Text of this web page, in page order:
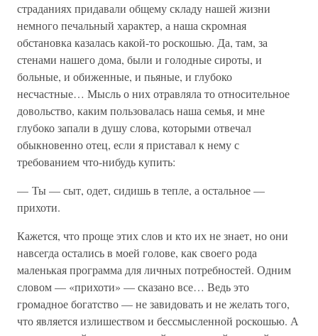
страданиях придавали общему складу нашей жизни
немного печальный характер, а наша скромная
обстановка казалась какой-то роскошью. Да, там, за
стенами нашего дома, были и голодные сироты, и
больные, и обиженные, и пьяные, и глубоко
несчастные… Мысль о них отравляла то относительное
довольство, каким пользовалась наша семья, и мне
глубоко запали в душу слова, которыми отвечал
обыкновенно отец, если я приставал к нему с
требованием что-нибудь купить:
— Ты — сыт, одет, сидишь в тепле, а остальное —
прихоти.
Кажется, что проще этих слов и кто их не знает, но они
навсегда остались в моей голове, как своего рода
маленькая программа для личных потребностей. Одним
словом — «прихоти» — сказано все… Ведь это
громадное богатство — не завидовать и не желать того,
что является излишеством и бессмысленной роскошью. А